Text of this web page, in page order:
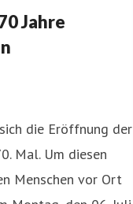
Jahre
die Eröffnung der
Mal. Um diesen
Menschen vor Ort